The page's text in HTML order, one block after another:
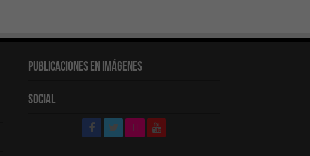
Publicaciones en Imágenes
Social